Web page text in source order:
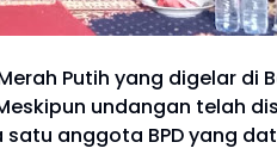
Putih yang digelar di
undangan telah
anggota BPD yang